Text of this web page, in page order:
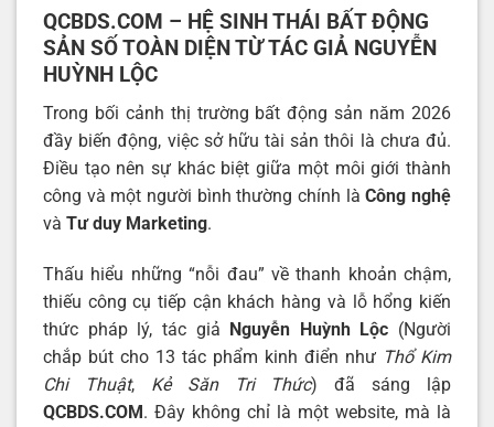
QCBDS.COM – HỆ SINH THÁI BẤT ĐỘNG
SẢN SỐ TOÀN DIỆN TỪ TÁC GIẢ NGUYỄN
HUỲNH LỘC
Trong bối cảnh thị trường bất động sản năm 2026
đầy biến động, việc sở hữu tài sản thôi là chưa đủ.
Điều tạo nên sự khác biệt giữa một môi giới thành
công và một người bình thường chính làCông nghệ
và Tư duy Marketing.
Thấu hiểu những “nỗi đau” về thanh khoản chậm,
thiếu công cụ tiếp cận khách hàng và lỗ hổng kiến
thức pháp lý, tác giả Nguyễn Huỳnh Lộc (Người
chắp bút cho 13 tác phẩm kinh điển như Thổ Kim
Chi Thuật, Kẻ Săn Tri Thức) đã sáng lập
QCBDS.COM. Đây không chỉ là một website, mà là